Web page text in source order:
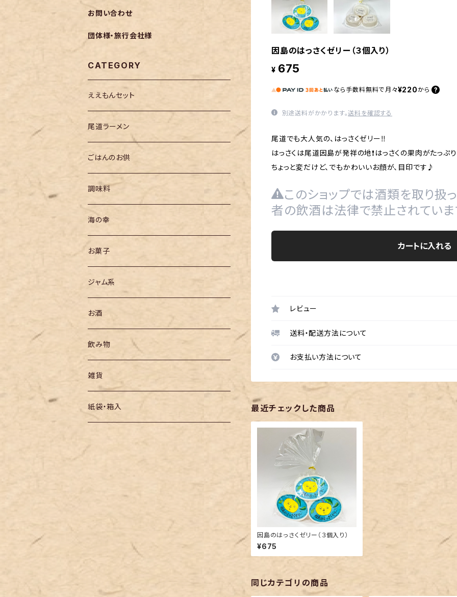
因島のはっさくゼリー（３個入り）
¥ 675
なら 手数料無料で 月々¥220 から
別途送料がかかります。送料を確認する
尾道でも大人気の、はっさくゼリー‼️
はっさくは尾道因島が発祥の地❗️はっさくの果肉がたっぷ
ちょっと変だけど、でもかわいいお顔が、目印です♪
このショップでは酒類を取り扱
者の飲酒は法律で禁止されていま
カートに入れる
レビュー
送料・配送方法について
お支払い方法について
最近チェックした商品
因島のはっさくゼリー（３個入り）
¥675
同じカテゴリの商品
お問い合わせ
団体様・旅行会社様
CATEGORY
ええもんセット
尾道ラーメン
ごはんのお供
調味料
海の幸
お菓子
ジャム系
お酒
飲み物
雑貨
紙袋・箱入